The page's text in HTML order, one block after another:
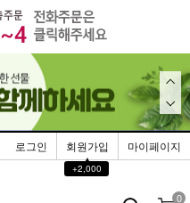
로그인
회원가입
▲
+2,000
마이페이지
0